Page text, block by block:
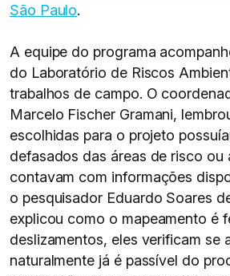
São Paulo.
A equipe do programa
do Laboratório de Riscos
trabalhos de campo. O
Marcelo Fischer Gramani,
escolhidas para o projeto
defasados das áreas de risco ou
contavam com informações
o pesquisador Eduardo Soares
explicou como o mapeamento é
deslizamentos, eles verificam se
naturalmente já é passível do